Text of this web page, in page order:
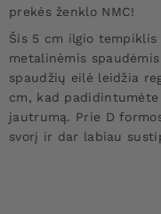
prekės ženklo NMC!
Šis 5 cm ilgio tempiklis
metalinėmis
spaudžių eilė leidžia
cm, kad
jautrumą. Prie D
svorį ir dar labiau